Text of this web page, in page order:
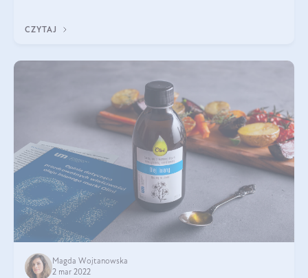
CZYTAJ
Magda Wojtanowska
2 mar 2022